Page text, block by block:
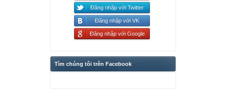
Đăng nhập với Twitter
Đăng nhập với VK
Đăng nhập với Google
Tìm chúng tôi trên Facebook